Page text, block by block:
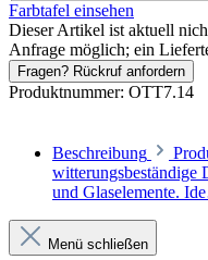
Farbtafel einsehen
Dieser Artikel ist aktuell
Anfrage möglich; ein
Fragen? Rückruf anfordern
Produktnummer: OTT7.14
Beschreibung
witterungsbeständige
und Glaselemente.
Menü schließen